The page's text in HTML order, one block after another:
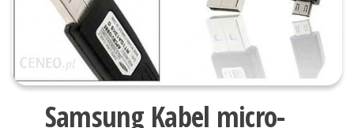
Samsung Kabel micro-